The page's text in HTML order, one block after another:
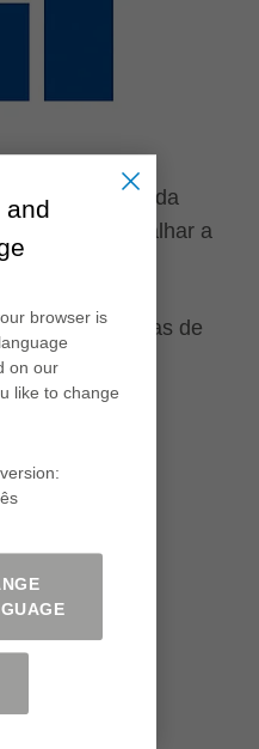
tempo através da
de retrabalhar a
a menos etapas de
and
browser is
on our
like to change